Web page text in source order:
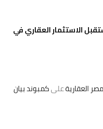
الاستثمار العقاري في
علىكمبوند بيان